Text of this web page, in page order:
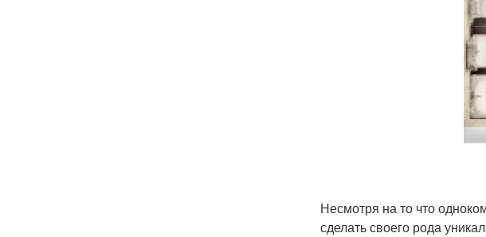
Несмотря на то что
сделать своего рода